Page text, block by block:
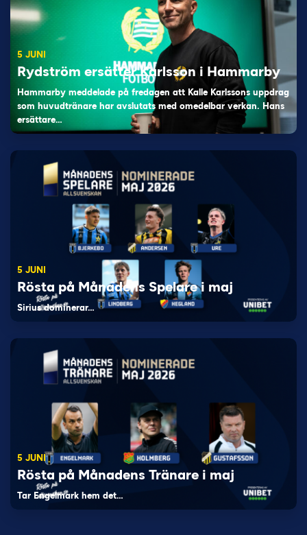
5 JUNI
Rydström ersätter Karlsson i Hammarby
Hammarby meddelade på fredagen att Kalle Karlssons uppdrag
som huvudtränare har avslutats med omedelbar verkan. Hans
ersättare…
5 JUNI
Rösta på Månadens Spelare i maj
Sirius dominerar…
5 JUNI
Rösta på Månadens Tränare i maj
Tar Engelmark hem det…